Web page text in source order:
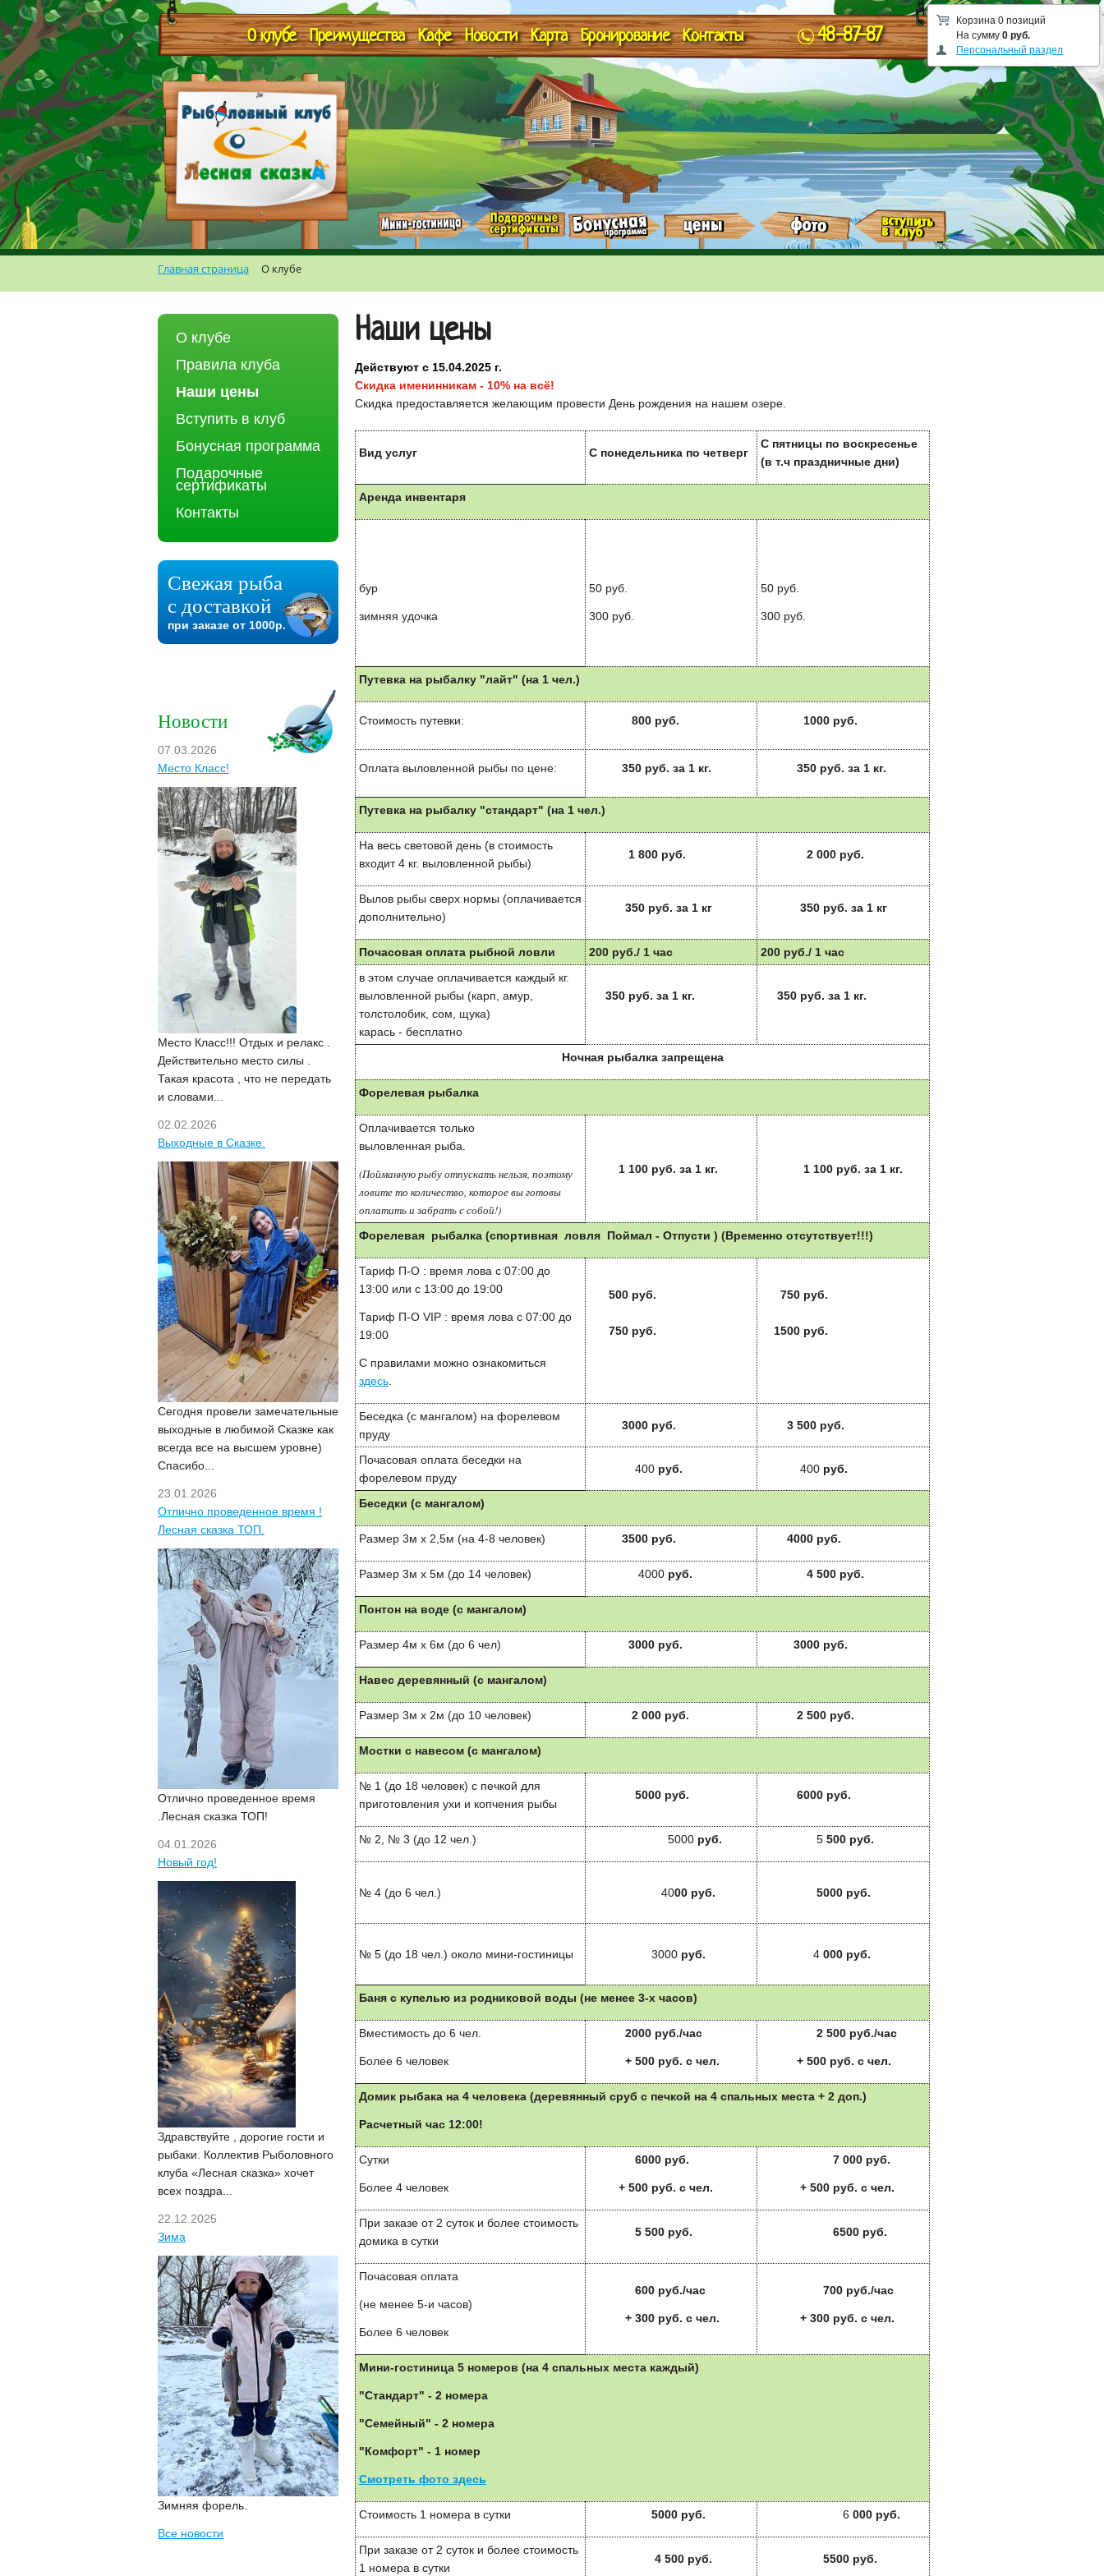
О клубе Преимущества Кафе Новости Карта Бронирование Контакты 48-87-87
Главная страница О клубе
Корзина 0 позиций
На сумму 0 руб.
Персональный раздел
О клубе
Правила клуба
Наши цены
Вступить в клуб
Бонусная программа
Подарочные
сертификаты
Контакты
Свежая рыба
с доставкой
при заказе от 1000р.
Новости
07.03.2026
Место Класс!
Место Класс!!! Отдых и релакс .
Действительно место силы .
Такая красота , что не передать
и словами...
02.02.2026
Выходные в Сказке.
Сегодня провели замечательные
выходные в любимой Сказке как
всегда все на высшем уровне)
Спасибо...
23.01.2026
Отлично проведенное время !
Лесная сказка ТОП.
Отлично проведенное время
.Лесная сказка ТОП!
04.01.2026
Новый год!
Здравствуйте , дорогие гости и
рыбаки. Коллектив Рыболовного
клуба «Лесная сказка» хочет
всех поздра...
22.12.2025
Зима
Зимняя форель.
Все новости
Наши цены
Действуют с 15.04.2025 г.
Скидка именинникам - 10% на всё!
Скидка предоставляется желающим провести День рождения на нашем озере.
Вид услуг С понедельника по четверг
С пятницы по воскресенье
(в т.ч праздничные дни)
Аренда инвентаря
бур
зимняя удочка
50 руб.
300 руб.
50 руб.
300 руб.
Путевка на рыбалку "лайт" (на 1 чел.)
Стоимость путевки: 800 руб. 1000 руб.
Оплата выловленной рыбы по цене: 350 руб. за 1 кг. 350 руб. за 1 кг.
Путевка на рыбалку "стандарт" (на 1 чел.)
На весь световой день (в стоимость
входит 4 кг. выловленной рыбы)
1 800 руб. 2 000 руб.
Вылов рыбы сверх нормы (оплачивается
дополнительно)
350 руб. за 1 кг 350 руб. за 1 кг
Почасовая оплата рыбной ловли 200 руб./ 1 час
200 руб./ 1 час
в этом случае оплачивается каждый кг.
выловленной рыбы (карп, амур,
толстолобик, сом, щука)
карась - бесплатно
350 руб. за 1 кг. 350 руб. за 1 кг.
Ночная рыбалка запрещена
Форелевая рыбалка
Оплачивается только
выловленная рыба.
(Пойманную рыбу отпускать нельзя, поэтому
ловите то количество, которое вы готовы
оплатить и забрать с собой!)
1 100 руб. за 1 кг. 1 100 руб. за 1 кг.
Форелевая рыбалка (спортивная ловля Поймал - Отпусти ) (Временно отсутствует!!!)
Тариф П-О : время лова с 07:00 до
13:00 или с 13:00 до 19:00
Тариф П-О VIP : время лова с 07:00 до
19:00
С правилами можно ознакомиться
здесь
500 руб.
750 руб.
750 руб.
1500 руб.
Беседка (с мангалом) на форелевом
пруду
3000 руб. 3 500 руб.
Почасовая оплата беседки на
форелевом пруду
400 руб. 400 руб.
Беседки (с мангалом)
Размер 3м х 2,5м (на 4-8 человек) 3500 руб. 4000 руб.
Размер 3м х 5м (до 14 человек) 4000 руб. 4 500 руб.
Понтон на воде (с мангалом)
Размер 4м х 6м (до 6 чел) 3000 руб. 3000 руб.
Навес деревянный (с мангалом)
Размер 3м х 2м (до 10 человек) 2 000 руб. 2 500 руб.
Мостки с навесом (с мангалом)
№ 1 (до 18 человек) с печкой для
приготовления ухи и копчения рыбы
5000 руб. 6000 руб.
№ 2, № 3 (до 12 чел.) 5000 руб. 5 500 руб.
№ 4 (до 6 чел.) 4000 руб. 5000 руб.
№ 5 (до 18 чел.) около мини-гостиницы 3000 руб. 4 000 руб.
Баня с купелью из родниковой воды (не менее 3-х часов)
Вместимость до 6 чел.
Более 6 человек
2000 руб./час
+ 500 руб. с чел.
2 500 руб./час
+ 500 руб. с чел.
Домик рыбака на 4 человека (деревянный сруб с печкой на 4 спальных места + 2 доп.)
Расчетный час 12:00!
Сутки
Более 4 человек
6000 руб.
+ 500 руб. с чел.
7 000 руб.
+ 500 руб. с чел.
При заказе от 2 суток и более стоимость
домика в сутки
5 500 руб. 6500 руб.
Почасовая оплата
(не менее 5-и часов)
Более 6 человек
600 руб./час
+ 300 руб. с чел.
700 руб./час
+ 300 руб. с чел.
Мини-гостиница 5 номеров (на 4 спальных места каждый)
"Стандарт" - 2 номера
"Семейный" - 2 номера
"Комфорт" - 1 номер
Смотреть фото здесь
Стоимость 1 номера в сутки 5000 руб. 6 000 руб.
При заказе от 2 суток и более стоимость
1 номера в сутки
4 500 руб. 5500 руб.